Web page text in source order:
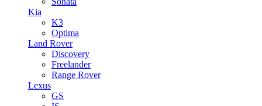
Kia
K3
Optima
Land Rover
Discovery
Freelander
Range Rover
Lexus
GS